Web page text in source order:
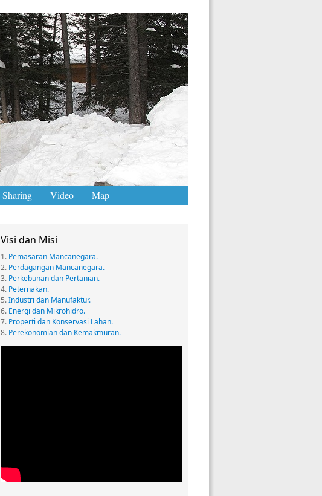
Sharing Video Map
Visi dan Misi
1. Pemasaran Mancanegara.
2. Perdagangan Mancanegara.
3. Perkebunan dan Pertanian.
4. Peternakan.
5.Industri dan Manufaktur.
6. Energi dan Mikrohidro.
7. Properti dan Konservasi Lahan.
8. Perekonomian dan Kemakmuran.